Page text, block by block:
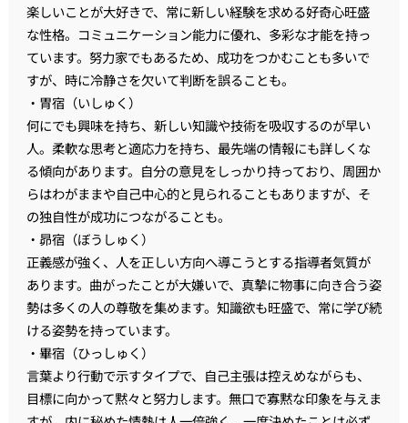
楽しいことが大好きで、常に新しい経験を求める好奇心旺盛
な性格。コミュニケーション能力に優れ、多彩な才能を持っ
ています。努力家でもあるため、成功をつかむことも多いで
すが、時に冷静さを欠いて判断を誤ることも。
・胃宿（いしゅく）
何にでも興味を持ち、新しい知識や技術を吸収するのが早い
人。柔軟な思考と適応力を持ち、最先端の情報にも詳しくな
る傾向があります。自分の意見をしっかり持っており、周囲か
らはわがままや自己中心的と見られることもありますが、そ
の独自性が成功につながることも。
・昴宿（ぼうしゅく）
正義感が強く、人を正しい方向へ導こうとする指導者気質が
あります。曲がったことが大嫌いで、真摯に物事に向き合う姿
勢は多くの人の尊敬を集めます。知識欲も旺盛で、常に学び続
ける姿勢を持っています。
・畢宿（ひっしゅく）
言葉より行動で示すタイプで、自己主張は控えめながらも、
目標に向かって黙々と努力します。無口で寡黙な印象を与えま